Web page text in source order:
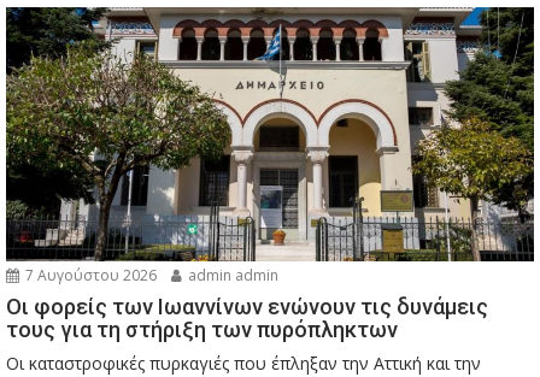
7 Αυγούστου 2026 admin admin
Οι φορείς των Ιωαννίνων ενώνουν τις δυνάμεις
τους για τη στήριξη των πυρόπληκτων
Οι καταστροφικές πυρκαγιές που έπληξαν την Αττική και την